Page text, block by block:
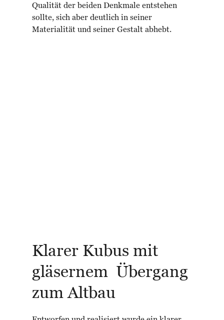
Qualität der beiden Denkmale entstehen
sollte, sich aber deutlich in seiner
Materialität und seiner Gestalt abhebt.
Klarer Kubus mit
gläsernem Übergang
zum Altbau